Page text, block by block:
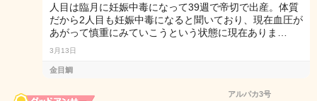
人目は臨月に妊娠中毒になって39週で帝切で出産。体質
だから2人目も妊娠中毒になると聞いており、現在血圧が
あがって慎重にみていこうという状態に現在ありま…
3月13日
金目鯛
アルパカ3号